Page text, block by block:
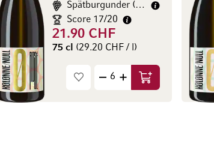
Spätburgunder (Pinot Noir)
Score 17/20
21.90 CHF
75 cl (29.20 CHF / l)
Ajouter au panier